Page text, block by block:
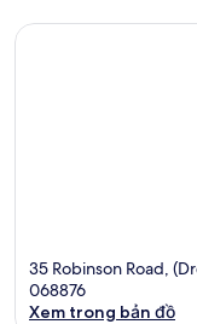
35 Robinson Road,
068876
Xem trong bản đồ